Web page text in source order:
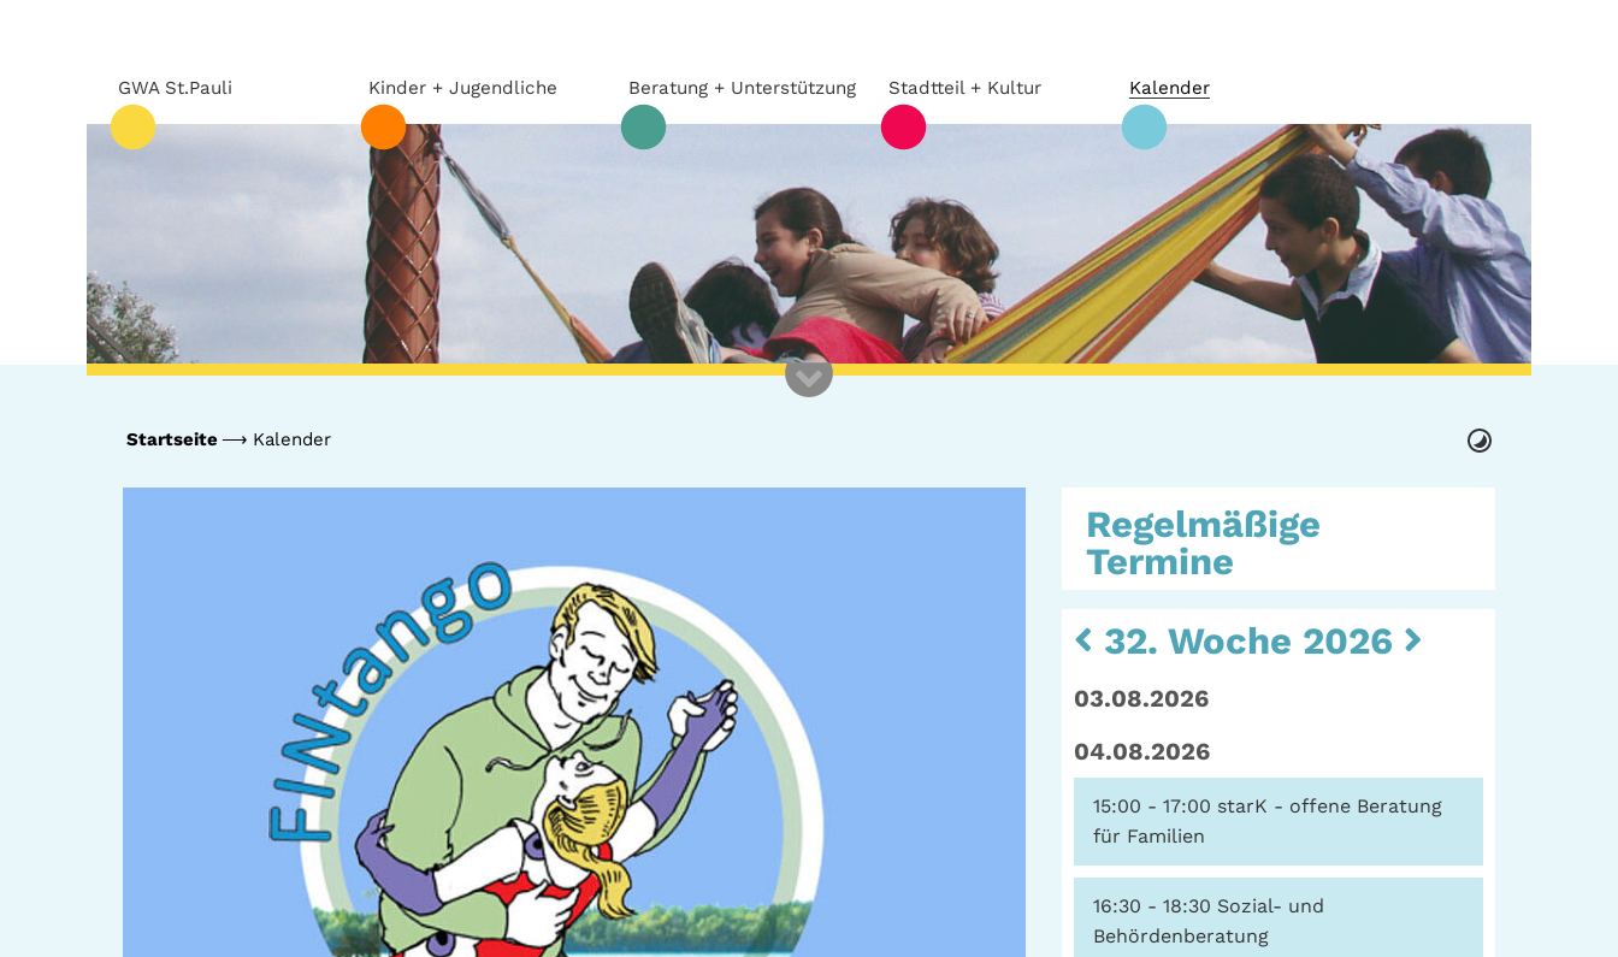
GWA St.Pauli Kinder + Jugendliche Beratung + Unterstützung Stadtteil + Kultur Kalender
Jugendliche
B-You Aktivplatz
Leseförderung
Ferienprogramm
Unterstützung
starK
IBiS
Offene Sozial- und
Behördenberatung
Big Point
Mieter helfern
Mietern
Familienberatung –
für Fragen zur
Erziehung
Gefährliche Orte
Stadtteilarbeit
Gemeinwesenarbeit |
Hein-Köllisch-Platz 11
Fax: (040) 410 98 87
57
stpauli.de
Spenden: Investieren
Sie in die GWA!
Startseite Kalender
Regelmäßige
Termine
32. Woche 2026
03.08.2026
04.08.2026
15:00 - 17:00 starK - offene Beratung
für Familien
16:30 - 18:30 Sozial- und
Behördenberatung